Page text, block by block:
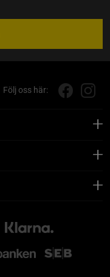
Följ oss här: